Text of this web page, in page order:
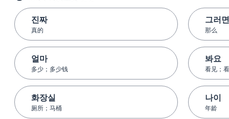
진짜
真的
얼마
多少；多少钱
화장실
厕所；马桶
그러면
那么
봐요
看见；
나이
年龄